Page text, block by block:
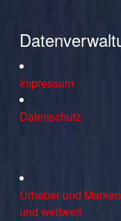
Impressum
Datenschutz
Urheber und
und weltweit